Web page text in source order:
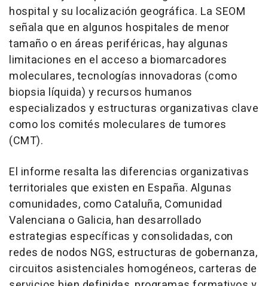
hospital y su localización geográfica. La SEOM
señala que en algunos hospitales de menor
tamaño o en áreas periféricas, hay algunas
limitaciones en el acceso a biomarcadores
moleculares, tecnologías innovadoras (como
biopsia líquida) y recursos humanos
especializados y estructuras organizativas clave
como los comités moleculares de tumores
(CMT).
El informe resalta las diferencias organizativas
territoriales que existen en España. Algunas
comunidades, como Cataluña, Comunidad
Valenciana o Galicia, han desarrollado
estrategias específicas y consolidadas, con
redes de nodos NGS, estructuras de gobernanza,
circuitos asistenciales homogéneos, carteras de